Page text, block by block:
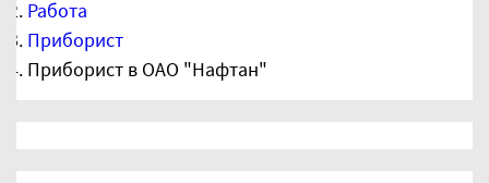
Работа
Приборист
Приборист в ОАО "Нафтан"